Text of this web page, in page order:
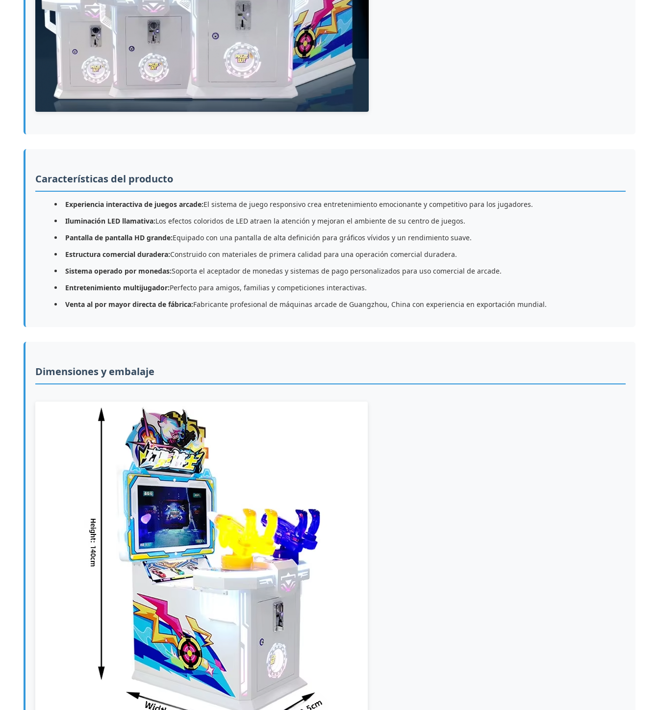
Características del producto
Experiencia interactiva de juegos arcade:El sistema de juego responsivo crea entretenimiento emocionante y competitivo para los jugadores.
Iluminación LED llamativa:Los efectos coloridos de LED atraen la atención y mejoran el ambiente de su centro de juegos.
Pantalla de pantalla HD grande:Equipado con una pantalla de alta definición para gráficos vívidos y un rendimiento suave.
Estructura comercial duradera:Construido con materiales de primera calidad para una operación comercial duradera.
Sistema operado por monedas:Soporta el aceptador de monedas y sistemas de pago personalizados para uso comercial de arcade.
Entretenimiento multijugador:Perfecto para amigos, familias y competiciones interactivas.
Venta al por mayor directa de fábrica:Fabricante profesional de máquinas arcade de Guangzhou, China con experiencia en exportación mundial.
Dimensiones y embalaje